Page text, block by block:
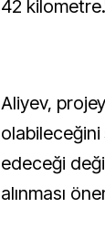
42
Aliyev,
edeceği
alınması